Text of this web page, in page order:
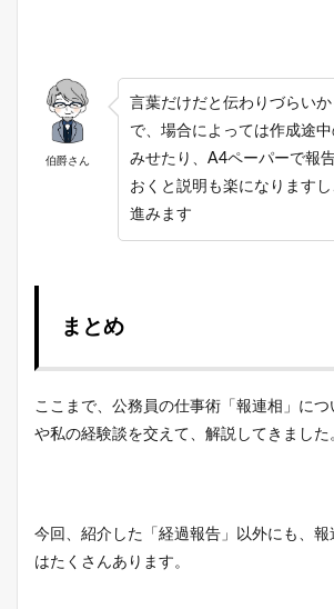
伯爵さん
言葉だけだと伝わりづらい
で、場合によっては作成途
みせたり、A4ペーパーで報
おくと説明も楽になります
進みます
まとめ
ここまで、公務員の仕事術「報連相」に
や私の経験談を交えて、解説してきました
今回、紹介した「経過報告」以外にも、報
はたくさんあります。